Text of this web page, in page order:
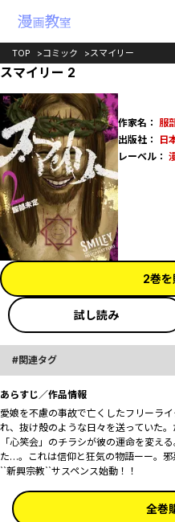
TOP コミック スマイリー
スマイリー 2
作家名： 服
出版社：
日
レーベル：
2巻を
試し読み
関連タグ
あらすじ／作品情報
愛娘を不慮の事故で亡くしたフリーラ
れ、抜け殻のような日々を送っていた
「心笑会」のチラシが彼の運命を変え
た…。これは信仰と狂気の物語ーー。
``新興宗教``サスペンス始動！！
全巻